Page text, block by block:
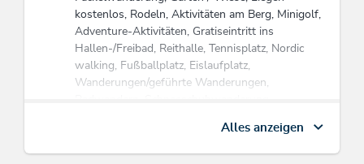
kostenlos, Rodeln, Aktivitäten am Berg, Minigolf,
Adventure-Aktivitäten, Gratiseintritt ins
Hallen-/Freibad, Reithalle, Tennisplatz, Nordic
walking, Fußballplatz, Eislaufplatz,
Wanderungen/geführte Wanderungen,
Tischtennis, Kutschenfahrten, Reiten, Reitplatz
Alles anzeigen